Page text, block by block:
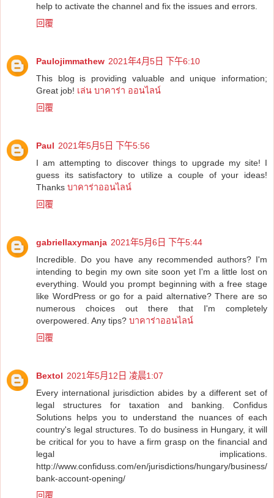
help to activate the channel and fix the issues and errors.
回覆
Paulojimmathew 2021年4月5日 下午6:10
This blog is providing valuable and unique information;
Great job! เล่น บาคาร่า ออนไลน์
回覆
Paul 2021年5月5日 下午5:56
I am attempting to discover things to upgrade my site! I
guess its satisfactory to utilize a couple of your ideas!
Thanks บาคาร่าออนไลน์
回覆
gabriellaxymanja 2021年5月6日 下午5:44
Incredible. Do you have any recommended authors? I'm
intending to begin my own site soon yet I'm a little lost on
everything. Would you prompt beginning with a free stage
like WordPress or go for a paid alternative? There are so
numerous choices out there that I'm completely
overpowered. Any tips? บาคาร่าออนไลน์
回覆
Bextol 2021年5月12日 凌晨1:07
Every international jurisdiction abides by a different set of
legal structures for taxation and banking. Confidus
Solutions helps you to understand the nuances of each
country's legal structures. To do business in Hungary, it will
be critical for you to have a firm grasp on the financial and
legal implications.
http://www.confiduss.com/en/jurisdictions/hungary/business/
bank-account-opening/
回覆